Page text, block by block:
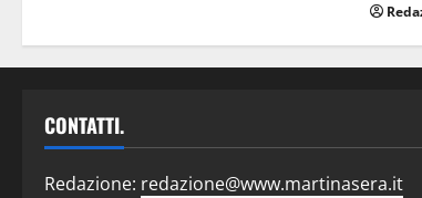
CONTATTI.
Redazione: redazione@www.martinasera.it